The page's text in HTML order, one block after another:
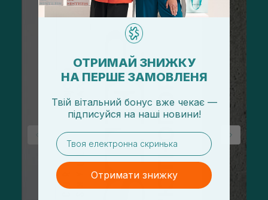
ОТРИМАЙ ЗНИЖКУ
НА ПЕРШЕ ЗАМОВЛЕНЯ
Твій вітальний бонус вже чекає —
підписуйся на наші новини!
email
Отримати знижку